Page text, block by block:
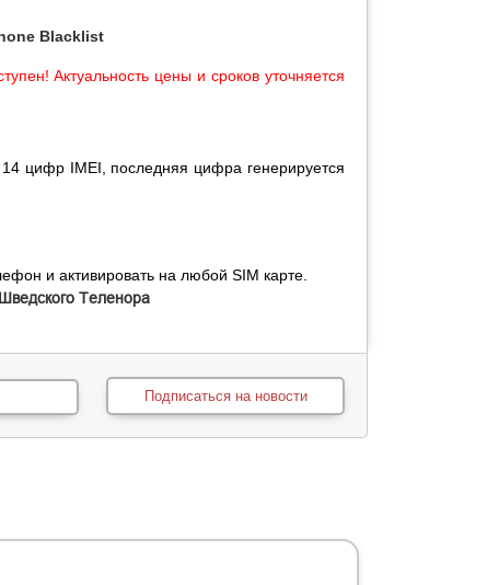
Blacklist
Актуальность цены и сроков уточняется
цифр IMEI, последняя цифра генерируется
и активировать на любой SIM карте.
Теленора
Подписаться на новости